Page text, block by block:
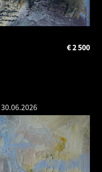
2 500
€
30.06.2026